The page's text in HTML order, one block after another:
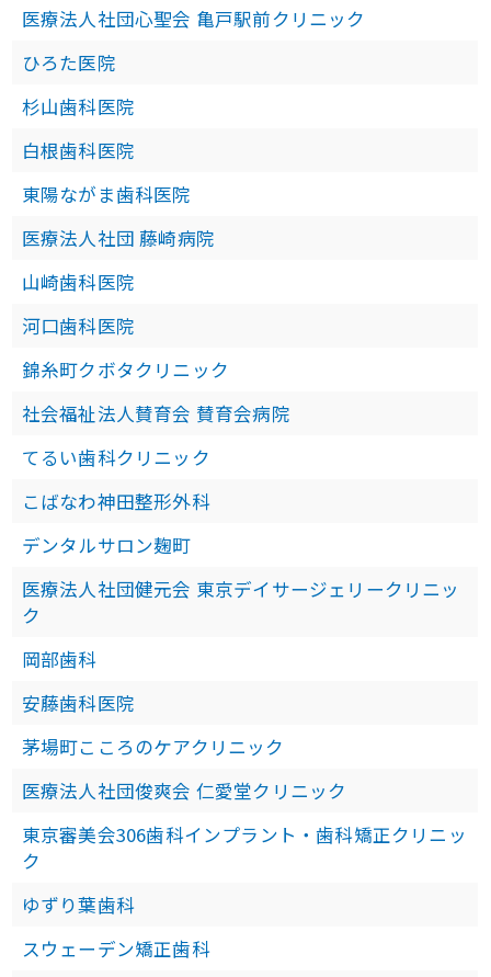
医療法人社団心聖会 亀戸駅前クリニック
ひろた医院
杉山歯科医院
白根歯科医院
東陽ながま歯科医院
医療法人社団 藤崎病院
山崎歯科医院
河口歯科医院
錦糸町クボタクリニック
社会福祉法人賛育会 賛育会病院
てるい歯科クリニック
こばなわ神田整形外科
デンタルサロン麹町
医療法人社団健元会 東京デイサージェリークリニッ
ク
岡部歯科
安藤歯科医院
茅場町こころのケアクリニック
医療法人社団俊爽会 仁愛堂クリニック
東京審美会306歯科インプラント・歯科矯正クリニッ
ク
ゆずり葉歯科
スウェーデン矯正歯科